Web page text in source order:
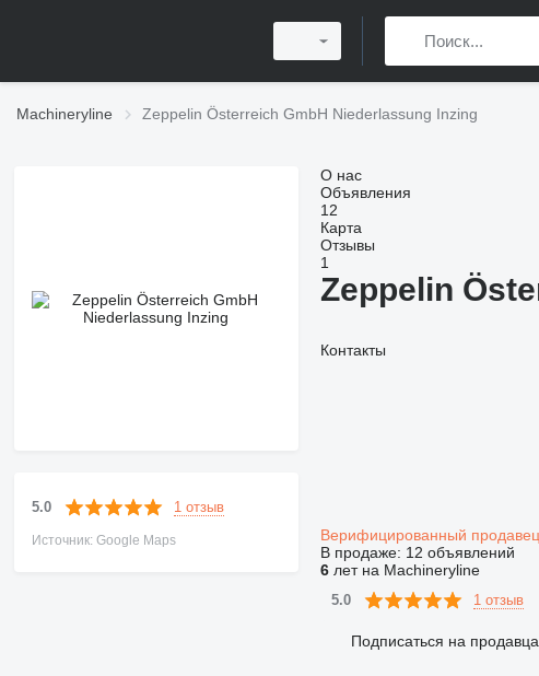
Machineryline Zeppelin Österreich GmbH Niederlassung Inzing
5.0 1 отзыв
Источник: Google Maps
О нас
Объявления
12
Карта
Отзывы
1
Zeppelin
Контакты
Верифицированный продавец
В продаже: 12 объявлений
6лет на Machineryline
5.0 1 отзыв
Подписаться на продавца